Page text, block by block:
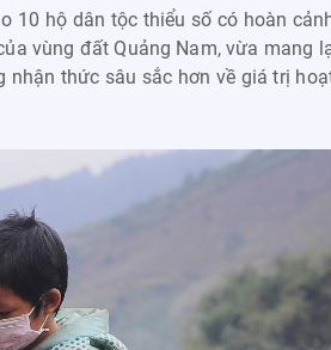
10 hộ dân tộc thiểu số có hoàn
vùng đất Quảng Nam, vừa mang
nhận thức sâu sắc hơn về giá trị